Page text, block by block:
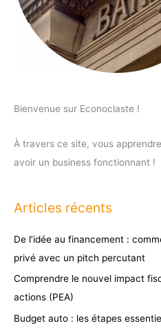
Bienvenue sur Econoclaste !
À travers ce site, vous
avoir un business fonctionnant !
Articles récents
De l’idée au financement :
privé avec un pitch percutant
Comprendre le nouvel impact
actions (PEA)
Budget auto : les étapes